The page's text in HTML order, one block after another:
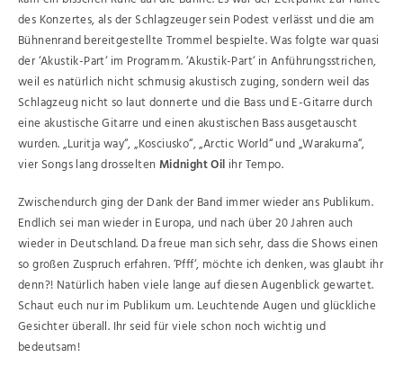
des Konzertes, als der Schlagzeuger sein Podest verlässt und die am
Bühnenrand bereitgestellte Trommel bespielte. Was folgte war quasi
der ‘Akustik-Part‘ im Programm. ‘Akustik-Part‘ in Anführungsstrichen,
weil es natürlich nicht schmusig akustisch zuging, sondern weil das
Schlagzeug nicht so laut donnerte und die Bass und E-Gitarre durch
eine akustische Gitarre und einen akustischen Bass ausgetauscht
wurden. „Luritja way“, „Kosciusko“, „Arctic World“ und „Warakurna“,
vier Songs lang drosseltenMidnight Oil ihr Tempo.
Zwischendurch ging der Dank der Band immer wieder ans Publikum.
Endlich sei man wieder in Europa, und nach über 20 Jahren auch
wieder in Deutschland. Da freue man sich sehr, dass die Shows einen
so großen Zuspruch erfahren. ‘Pfff‘, möchte ich denken, was glaubt ihr
denn?! Natürlich haben viele lange auf diesen Augenblick gewartet.
Schaut euch nur im Publikum um. Leuchtende Augen und glückliche
Gesichter überall. Ihr seid für viele schon noch wichtig und
bedeutsam!